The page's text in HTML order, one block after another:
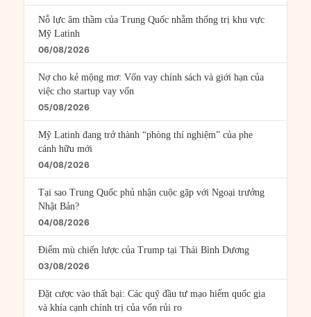
Nỗ lực âm thầm của Trung Quốc nhằm thống trị khu vực
Mỹ Latinh
06/08/2026
Nợ cho kẻ mộng mơ: Vốn vay chính sách và giới hạn của
việc cho startup vay vốn
05/08/2026
Mỹ Latinh đang trở thành “phòng thí nghiệm” của phe
cánh hữu mới
04/08/2026
Tại sao Trung Quốc phủ nhận cuộc gặp với Ngoại trưởng
Nhật Bản?
04/08/2026
Điểm mù chiến lược của Trump tại Thái Bình Dương
03/08/2026
Đặt cược vào thất bại: Các quỹ đầu tư mạo hiểm quốc gia
và khía cạnh chính trị của vốn rủi ro